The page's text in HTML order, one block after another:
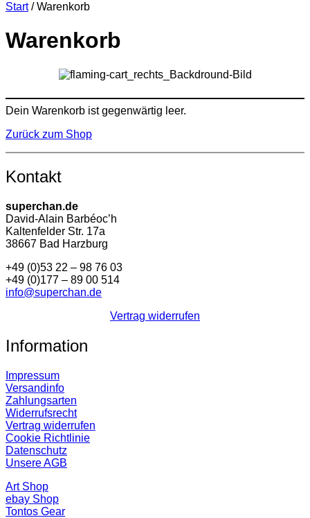
Start/ Warenkorb
Warenkorb
Dein Warenkorb ist gegenwärtig leer.
Zurück zum Shop
Kontakt
superchan.de
David-Alain Barbéoc’h
Kaltenfelder Str. 17a
38667 Bad Harzburg
+49 (0)53 22 – 98 76 03
+49 (0)177 – 89 00 514
info@superchan.de
Vertrag widerrufen
Information
Impressum
Versandinfo
Zahlungsarten
Widerrufsrecht
Vertrag widerrufen
Cookie Richtlinie
Datenschutz
Unsere AGB
Art Shop
ebay Shop
Tontos Gear